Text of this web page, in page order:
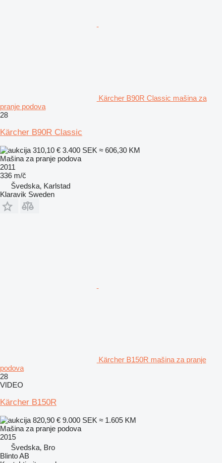
Kärcher B90R Classic mašina za
pranje podova
28
Kärcher B90R Classic
310,10 € 3.400 SEK ≈ 606,30 KM
Mašina za pranje podova
2011
336 m/č
Švedska, Karlstad
Klaravik Sweden
Kärcher B150R mašina za pranje
podova
28
VIDEO
Kärcher B150R
820,90 € 9.000 SEK ≈ 1.605 KM
Mašina za pranje podova
2015
Švedska, Bro
Blinto AB